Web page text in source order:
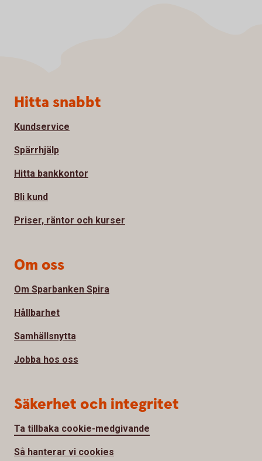
Sidfot
Hitta snabbt
Kundservice
Spärrhjälp
Hitta bankkontor
Bli kund
Priser, räntor och kurser
Om oss
Om Sparbanken Spira
Hållbarhet
Samhällsnytta
Jobba hos oss
Säkerhet och integritet
Ta tillbaka cookie-medgivande
Så hanterar vi cookies